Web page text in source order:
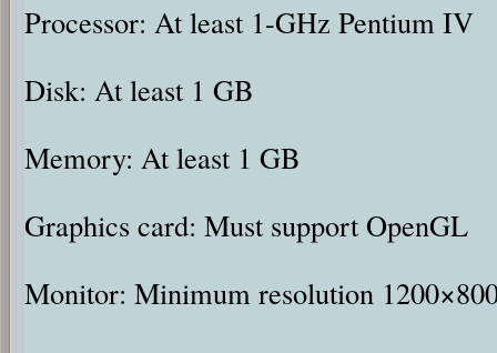
Processor: At least 1-GHz Pentium IV
Disk: At least 1 GB
Memory: At least 1 GB
Graphics card: Must support OpenGL
Monitor: Minimum resolution